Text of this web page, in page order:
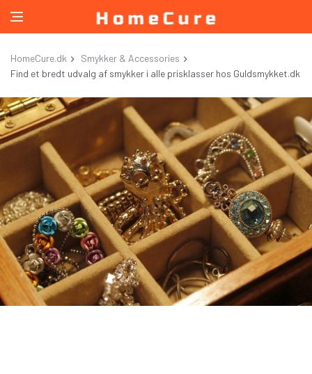
HomeCure.dk
Smykker & Accessories
Find et bredt udvalg af smykker i alle prisklasser hos Guldsmykket.dk